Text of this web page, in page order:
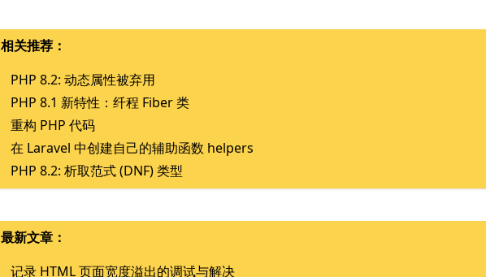
相关推荐：
PHP 8.2: 动态属性被弃用
PHP 8.1 新特性：纤程 Fiber 类
重构 PHP 代码
在 Laravel 中创建自己的辅助函数 helpers
PHP 8.2: 析取范式 (DNF) 类型
最新文章：
记录 HTML 页面宽度溢出的调试与解决